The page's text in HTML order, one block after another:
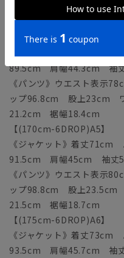
ップ94.8cm 股上
20.9cm 裾幅18.1cm
【(165cm-6DROP)A4】
《ジャケット》着丈
89.5cm 肩幅44.3cm 袖
《パンツ》ウエスト表示
ップ96.8cm 股上23cm
21.2cm 裾幅18.4cm
【(170cm-6DROP)A5】
《ジャケット》着丈
91.5cm 肩幅45cm 袖丈
《パンツ》ウエスト表示
ップ98.8cm 股上
21.5cm 裾幅18.7cm
【(175cm-6DROP)A6】
《ジャケット》着丈
93.5cm 肩幅45.7cm 袖